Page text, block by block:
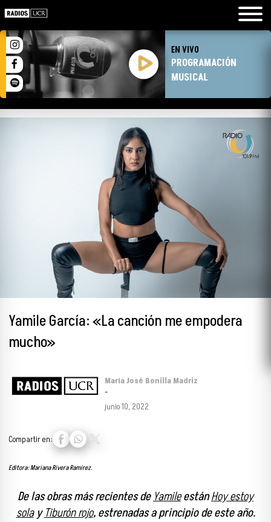
EN VIVO
PROGRAMACIÓN
MUSICAL
Yamile García: «La canción me empodera
mucho»
María José Bonilla Madriz
-
junio 10, 2022
Compartir en:
Editora: Mariana Rivera Ramírez.
De las obras más recientes deYamileestánHoy estoy
solayTiburón rojo, estrenadas a principio de este año.